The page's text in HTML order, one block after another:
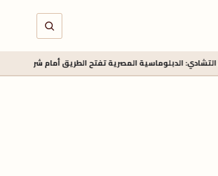
المصرية تفتح الطريق أمام شراكات اقتصادية